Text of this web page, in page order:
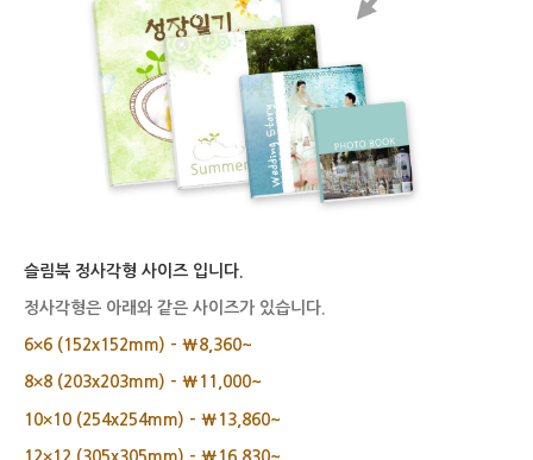
슬림북 정사각형 사이즈 입니다.
정사각형은 아래와 같은 사이즈가 있습니다.
6×6 (152x152mm) – ₩8,360~
8×8 (203x203mm) – ₩11,000~
10×10 (254x254mm) – ₩13,860~
12×12 (305x305mm) – ₩16,830~